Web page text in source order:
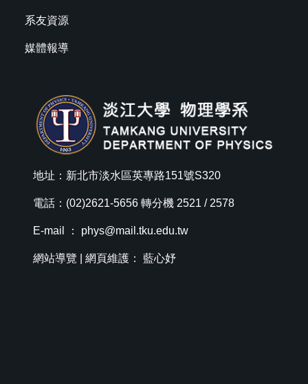
系友資源
媒體報導
地址：新北市淡水區英專路151號S320
電話：(02)2621-5656 轉分機 2521 / 2578
E-mail ： phys@mail.tku.edu.tw
網站導覽 | 網頁維護： 藍心妤